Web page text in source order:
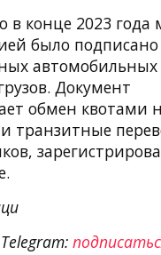
конце 2023 года
было
автомобильных
Документ
обмен квотами
транзитные